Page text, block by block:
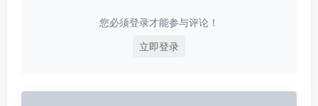
您必须登录才能参与评论！
立即登录